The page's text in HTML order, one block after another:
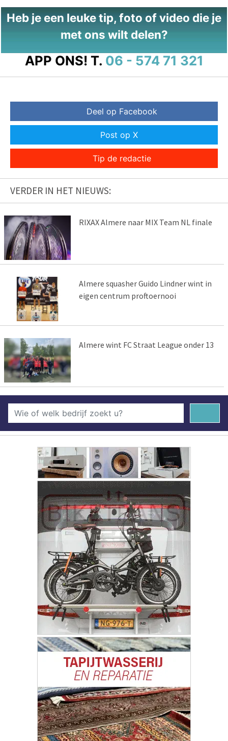
Heb je een leuke tip, foto of video die je
met ons wilt delen?
APP ONS! T. 06 - 574 71 321
Deel op Facebook
Post op X
Tip de redactie
VERDER IN HET NIEUWS:
RIXAX Almere naar MIX Team NL finale
Almere squasher Guido Lindner wint in
eigen centrum proftoernooi
Almere wint FC Straat League onder 13